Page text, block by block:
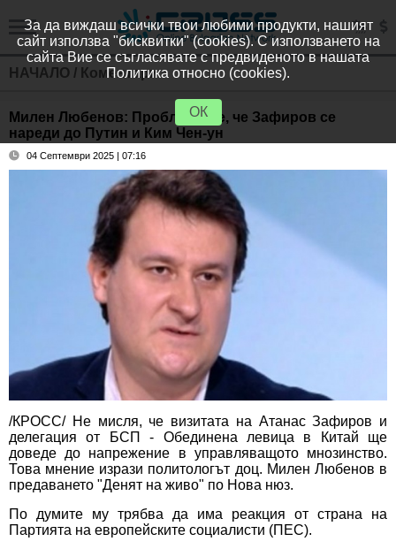
НАЧАЛО / Коментари
Милен Любенов: Проблемът е, че Зафиров се
нареди до Путин и Ким Чен-ун
04 Септември 2025 | 07:16
/КРОСС/ Не мисля, че визитата на Атанас Зафиров и
делегация от БСП - Обединена левица в Китай ще
доведе до напрежение в управляващото мнозинство.
Това мнение изрази политологът доц. Милен Любенов в
предаването "Денят на живо" по Нова нюз.
По думите му трябва да има реакция от страна на
Партията на европейските социалисти (ПЕС).
За да виждаш всички твои любими продукти, нашият
сайт използва "бисквитки" (cookies). С използването на
сайта Вие се съгласявате с предвиденото в нашата
Политика относно (cookies).
ОК